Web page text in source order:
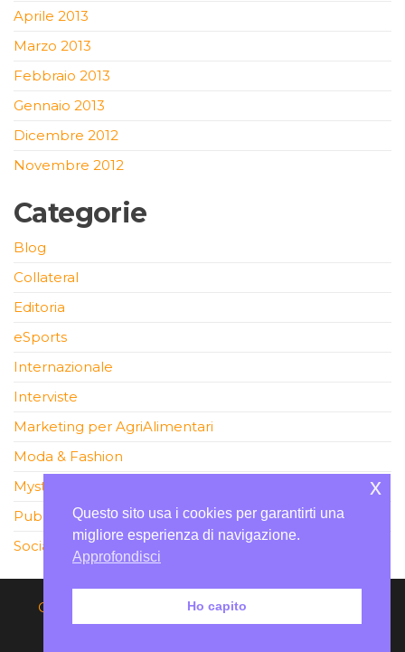
Aprile 2013
Marzo 2013
Febbraio 2013
Gennaio 2013
Dicembre 2012
Novembre 2012
Categorie
Blog
Collateral
Editoria
eSports
Internazionale
Interviste
Marketing per AgriAlimentari
Moda & Fashion
MysteryCool
Pubblicità e Promozione
Social media marketing
Cookie Law I Cibernauti Marketer
Pagina di esempio
Questo sito usa i cookies per garantirti una
migliore esperienza di navigazione.
Approfondisci
Ho capito
x